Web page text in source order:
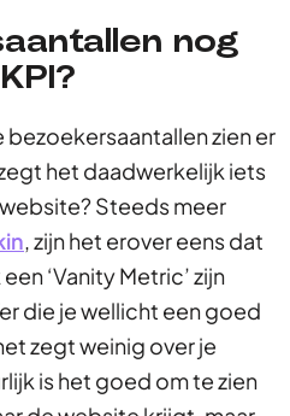
nog
bezoekersaantallen zien er
het daadwerkelijk iets
Steeds meer
, zijn het erover eens dat
‘Vanity Metric’ zijn
die je wellicht een goed
zegt weinig over je
is het goed om te zien